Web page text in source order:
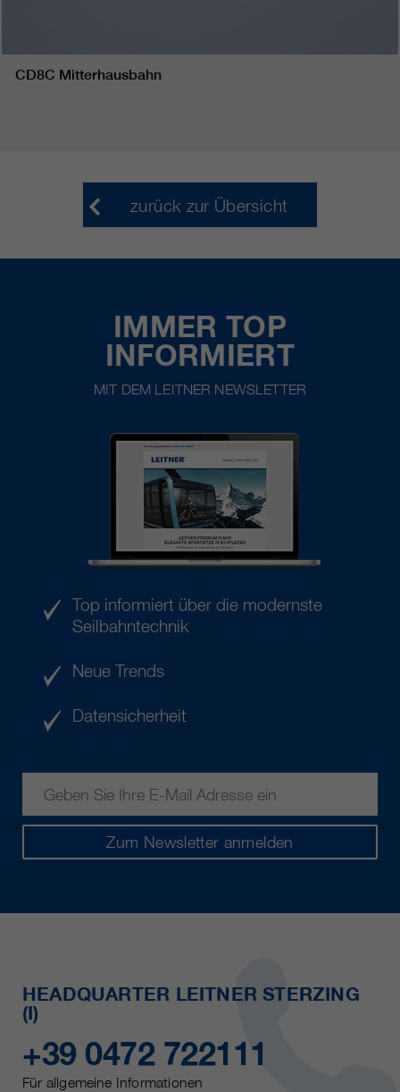
CD8C Mitterhausbahn
zurück zur Übersicht
IMMER TOP
INFORMIERT
MIT DEM LEITNER NEWSLETTER
Zum Newsletter anmelden
Top informiert über die modernste
Seilbahntechnik
Neue Trends
Datensicherheit
HEADQUARTER LEITNER STERZING
(I)
+39 0472 722111
Für allgemeine Informationen